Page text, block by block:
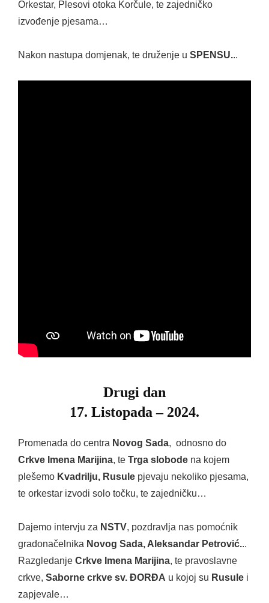
Orkestar, Plesovi otoka Korčule, te zajedničko
izvođenje pjesama…
Nakon nastupa domjenak, te druženje u SPENSU...
Drugi dan
17. Listopada – 2024.
Promenada do centra Novog Sada, odnosno do
Crkve Imena Marijina, te Trga slobode na kojem
plešemo Kvadrilju, Rusule pjevaju nekoliko pjesama,
te orkestar izvodi solo točku, te zajedničku…
Dajemo intervju za NSTV, pozdravlja nas pomoćnik
gradonačelnika Novog Sada, Aleksandar Petrović...
Razgledanje Crkve Imena Marijina, te pravoslavne
crkve, Saborne crkve sv. ĐORĐA u kojoj su Rusule i
zapjevale…